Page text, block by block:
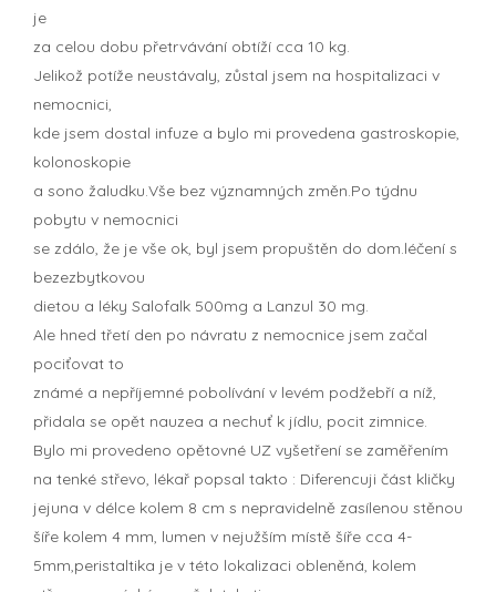
je
za celou dobu přetrvávání obtíží cca 10 kg.
Jelikož potíže neustávaly, zůstal jsem na hospitalizaci v
nemocnici,
kde jsem dostal infuze a bylo mi provedena gastroskopie,
kolonoskopie
a sono žaludku.Vše bez významných změn.Po týdnu
pobytu v nemocnici
se zdálo, že je vše ok, byl jsem propuštěn do dom.léčení s
bezezbytkovou
dietou a léky Salofalk 500mg a Lanzul 30 mg.
Ale hned třetí den po návratu z nemocnice jsem začal
pociťovat to
známé a nepříjemné pobolívání v levém podžebří a níž,
přidala se opět nauzea a nechuť k jídlu, pocit zimnice.
Bylo mi provedeno opětovné UZ vyšetření se zaměřením
na tenké střevo, lékař popsal takto : Diferencuji část kličky
jejuna v délce kolem 8 cm s nepravidelně zasílenou stěnou
šíře kolem 4 mm, lumen v nejužším místě šíře cca 4-
5mm,peristaltika je v této lokalizaci obleněná, kolem